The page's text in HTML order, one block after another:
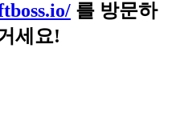
를 방문하
세요!